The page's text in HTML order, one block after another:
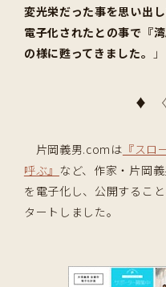
変光栄だった事を思い出
電子化されたとの事で『
の様に甦ってきました。
」
♦
片岡義男.comは 『スロ
呼ぶ』 など、作家・片岡
を電子化し、公開するこ
タートしました。